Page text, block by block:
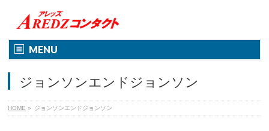
MENU
ジョンソンエンドジョンソン
HOME » ジョンソンエンドジョンソン